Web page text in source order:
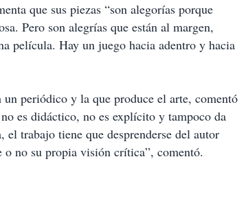
que sus piezas “son alegorías porque
Pero son alegrías que están al margen,
película. Hay un juego hacia adentro y hacia
periódico y la que produce el arte, comentó
es didáctico, no es explícito y tampoco da
trabajo tiene que desprenderse del autor
o no su propia visión crítica”, comentó.